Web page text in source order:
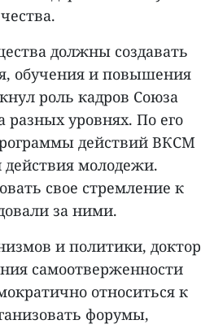
должны создавать
обучения и повышения
роль кадров Союза
уровнях. По его
действий ВКСМ
молодежи.
свое стремление к
за ними.
и политики, доктор
самоотверженности
относиться к
форумы,